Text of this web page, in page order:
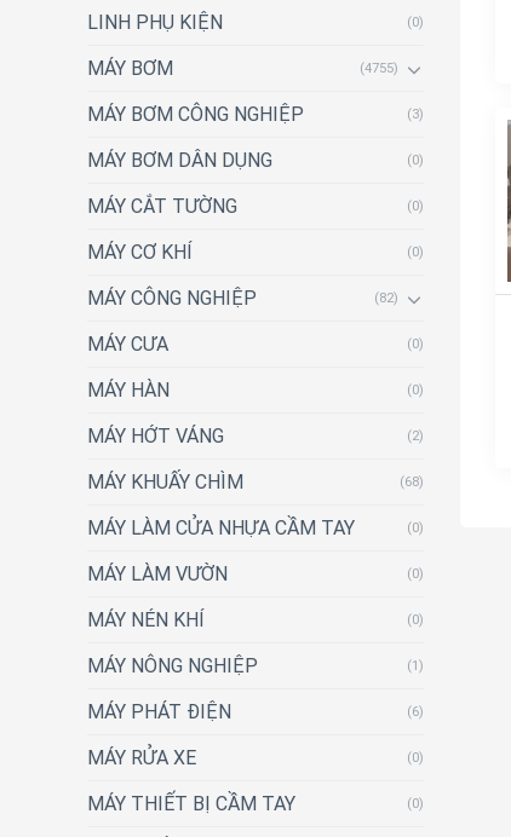
LINH PHỤ KIỆN (0)
MÁY BƠM (4755)
MÁY BƠM CÔNG NGHIỆP (3)
MÁY BƠM DÂN DỤNG (0)
MÁY CẮT TƯỜNG (0)
MÁY CƠ KHÍ (0)
MÁY CÔNG NGHIỆP (82)
MÁY CƯA (0)
MÁY HÀN (0)
MÁY HỚT VÁNG (2)
MÁY KHUẤY CHÌM (68)
MÁY LÀM CỬA NHỰA CẦM TAY (0)
MÁY LÀM VƯỜN (0)
MÁY NÉN KHÍ (0)
MÁY NÔNG NGHIỆP (1)
MÁY PHÁT ĐIỆN (6)
MÁY RỬA XE (0)
MÁY THIẾT BỊ CẦM TAY (0)